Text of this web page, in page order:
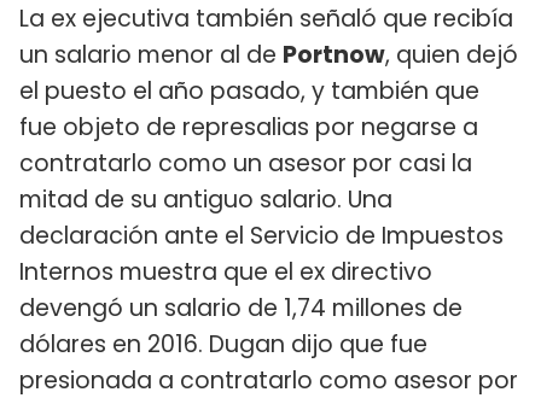
La ex ejecutiva también señaló que recibía
un salario menor al de Portnow, quien dejó
el puesto el año pasado, y también que
fue objeto de represalias por negarse a
contratarlo como un asesor por casi la
mitad de su antiguo salario. Una
declaración ante el Servicio de Impuestos
Internos muestra que el ex directivo
devengó un salario de 1,74 millones de
dólares en 2016. Dugan dijo que fue
presionada a contratarlo como asesor por